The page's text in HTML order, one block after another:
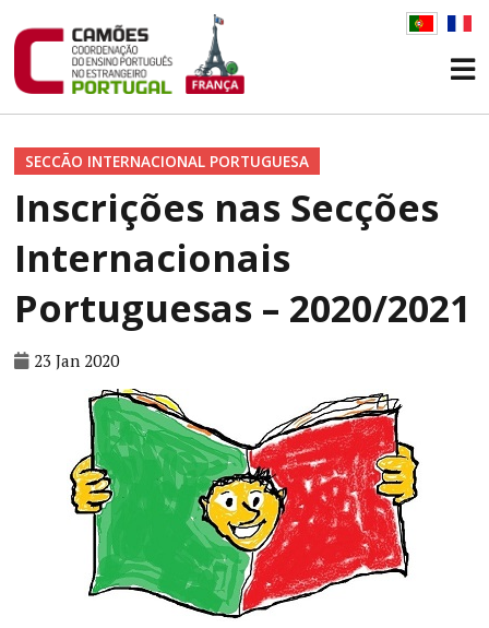
SECCÃO INTERNACIONAL PORTUGUESA
Inscrições nas Secções
Internacionais
Portuguesas – 2020/2021
23 Jan 2020